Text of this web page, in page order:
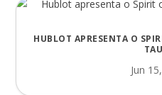
HUBLOT APRESENTA O
Jun